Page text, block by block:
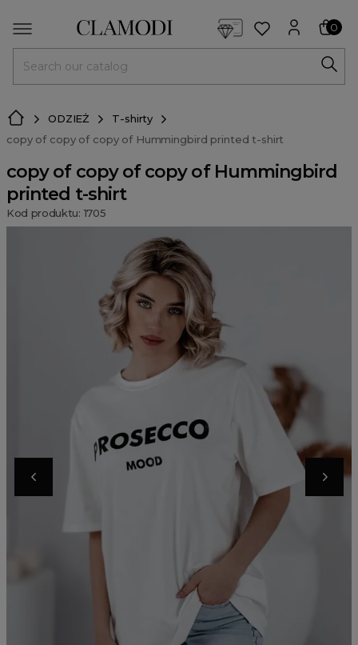
0
ODZIEŻ
T-shirty
copy of copy of copy of Hummingbird printed t-shirt
copy of copy of copy of Hummingbird
printed t-shirt
Kod produktu: 1705